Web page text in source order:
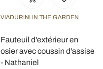
VIADURINI IN THE GARDEN
Fauteuil d'extérieur en
osier avec coussin d'assise
- Nathaniel